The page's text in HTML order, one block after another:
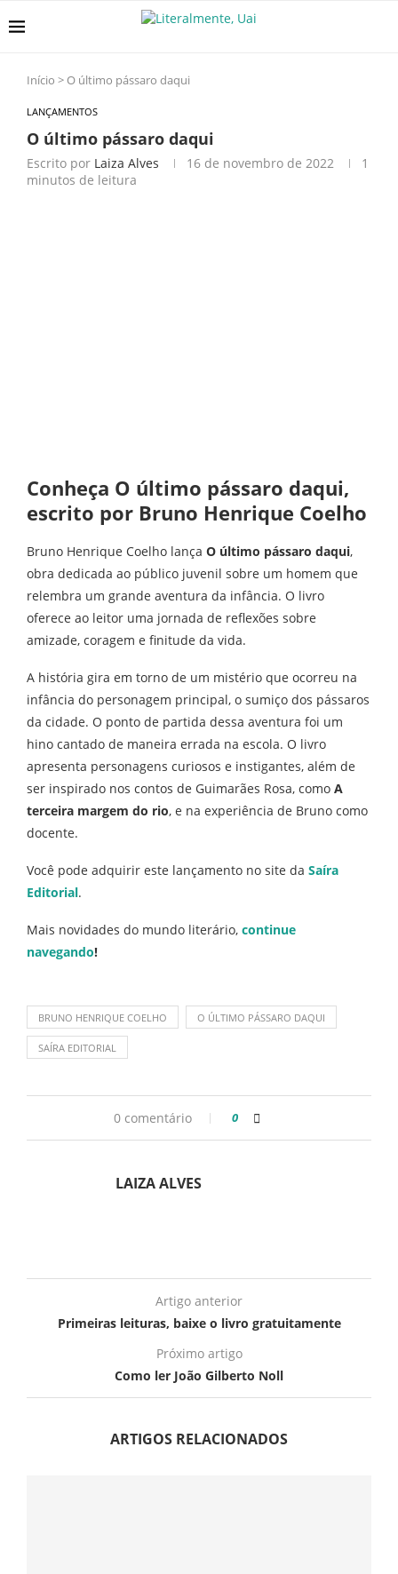
Início > O último pássaro daqui
LANÇAMENTOS
O último pássaro daqui
Escrito por Laiza Alves 16 de novembro de 2022
1
minutos de leitura
Conheça O último pássaro daqui,
escrito por Bruno Henrique Coelho
Bruno Henrique Coelho lança O último pássaro daqui,
obra dedicada ao público juvenil sobre um homem que
relembra um grande aventura da infância. O livro
oferece ao leitor uma jornada de reflexões sobre
amizade, coragem e finitude da vida.
A história gira em torno de um mistério que ocorreu na
infância do personagem principal, o sumiço dos pássaros
da cidade. O ponto de partida dessa aventura foi um
hino cantado de maneira errada na escola. O livro
apresenta personagens curiosos e instigantes, além de
ser inspirado nos contos de Guimarães Rosa, como A
terceira margem do rio, e na experiência de Bruno como
docente.
Você pode adquirir este lançamento no site da Saíra
Editorial.
Mais novidades do mundo literário, continue
navegando!
BRUNO HENRIQUE COELHO O ÚLTIMO PÁSSARO DAQUI
SAÍRA EDITORIAL
0 comentário 0
LAIZA ALVES
Artigo anterior
Primeiras leituras, baixe o livro gratuitamente
Próximo artigo
Como ler João Gilberto Noll
ARTIGOS RELACIONADOS